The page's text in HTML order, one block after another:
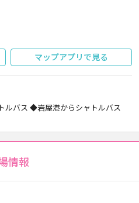
マップアプリで見る
バス ◆岩屋港からシャトルバス
情報